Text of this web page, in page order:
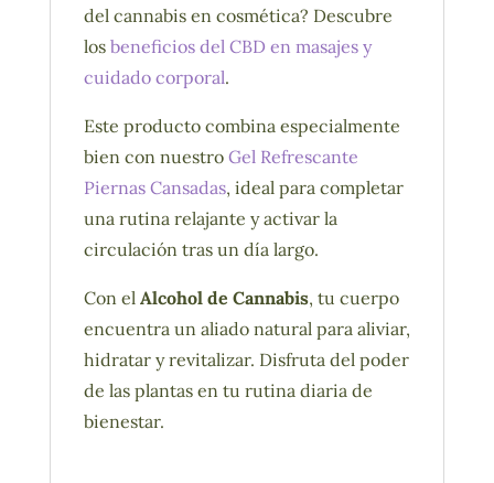
del cannabis en cosmética? Descubre
los beneficios del CBD en masajes y
cuidado corporal.
Este producto combina especialmente
bien con nuestro Gel Refrescante
Piernas Cansadas, ideal para completar
una rutina relajante y activar la
circulación tras un día largo.
Con el Alcohol de Cannabis, tu cuerpo
encuentra un aliado natural para aliviar,
hidratar y revitalizar. Disfruta del poder
de las plantas en tu rutina diaria de
bienestar.